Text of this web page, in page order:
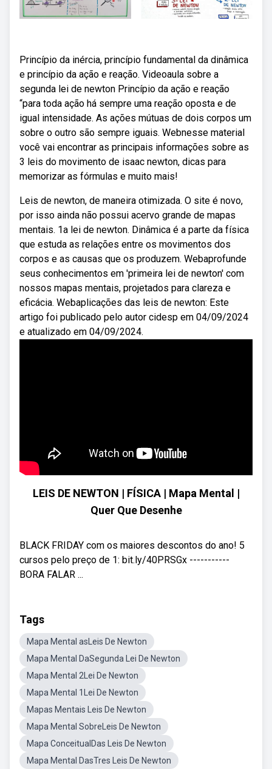
Princípio da inércia, princípio fundamental da dinâmica
e princípio da ação e reação. Videoaula sobre a
segunda lei de newton Princípio da ação e reação
“para toda ação há sempre uma reação oposta e de
igual intensidade. As ações mútuas de dois corpos um
sobre o outro são sempre iguais. Webnesse material
você vai encontrar as principais informações sobre as
3 leis do movimento de isaac newton, dicas para
memorizar as fórmulas e muito mais!
Leis de newton, de maneira otimizada. O site é novo,
por isso ainda não possui acervo grande de mapas
mentais. 1a lei de newton. Dinâmica é a parte da física
que estuda as relações entre os movimentos dos
corpos e as causas que os produzem. Webaprofunde
seus conhecimentos em 'primeira lei de newton' com
nossos mapas mentais, projetados para clareza e
eficácia. Webaplicações das leis de newton: Este
artigo foi publicado pelo autor cidesp em 04/09/2024
e atualizado em 04/09/2024.
LEIS DE NEWTON | FÍSICA | Mapa Mental |
Quer Que Desenhe
BLACK FRIDAY com os maiores descontos do ano! 5
cursos pelo preço de 1: bit.ly/40PRSGx -----------
BORA FALAR ...
Tags
Mapa Mental asLeis De Newton
Mapa Mental DaSegunda Lei De Newton
Mapa Mental 2Lei De Newton
Mapa Mental 1Lei De Newton
Mapas Mentais Leis De Newton
Mapa Mental SobreLeis De Newton
Mapa ConceitualDas Leis De Newton
Mapa Mental DasTres Leis De Newton